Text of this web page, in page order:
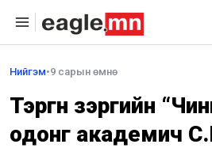
Нийгэм•9 сарын өмнө
Тэргүүн зэргийн
одонг академич